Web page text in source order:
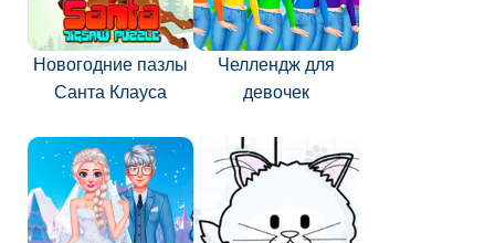
Новогодние пазлы
Санта Клауса
Челлендж для
девочек